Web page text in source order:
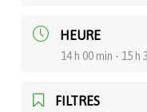
HEURE
14 h 00 min - 15 h
FILTRES